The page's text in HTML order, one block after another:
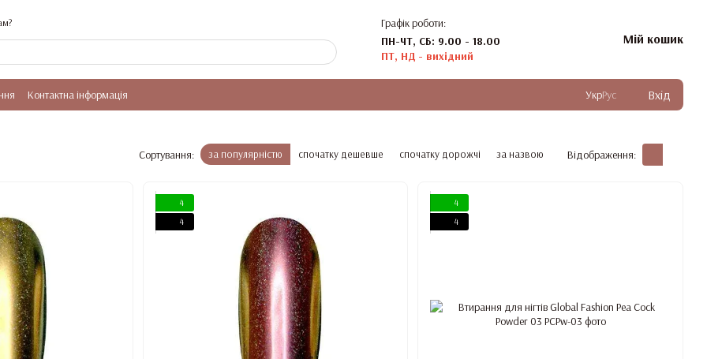
Графік роботи:
ПН-ЧТ, СБ: 9.00 - 18.00
ПТ, НД - вихідний
Мій кошик
Контактна інформація УкрРус Вхід
Сортування: за популярністю спочатку дешевше спочатку дорожчі за назвою Відображення:
4
4
4
4